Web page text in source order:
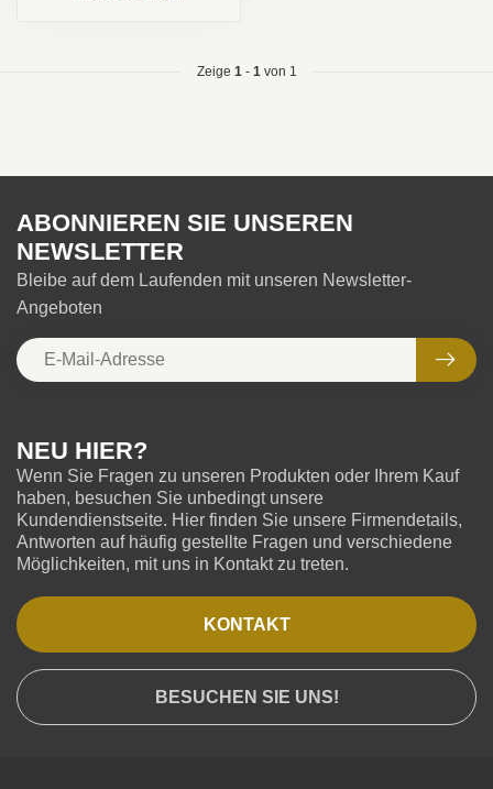
Zeige 1 - 1 von 1
NEU HIER?
Wenn Sie Fragen zu unseren Produkten oder Ihrem Kauf
haben, besuchen Sie unbedingt unsere
Kundendienstseite. Hier finden Sie unsere Firmendetails,
Antworten auf häufig gestellte Fragen und verschiedene
Möglichkeiten, mit uns in Kontakt zu treten.
KONTAKT
BESUCHEN SIE UNS!
ABONNIEREN SIE UNSEREN
NEWSLETTER
Bleibe auf dem Laufenden mit unseren Newsletter-
Angeboten